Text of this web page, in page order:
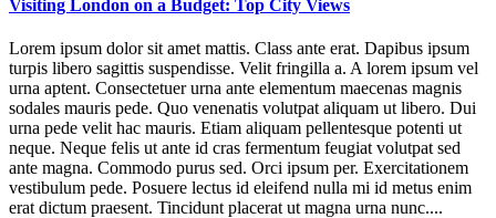
Visiting London on a Budget: Top City Views
Lorem ipsum dolor sit amet mattis. Class ante erat. Dapibus ipsum
turpis libero sagittis suspendisse. Velit fringilla a. A lorem ipsum vel
urna aptent. Consectetuer urna ante elementum maecenas magnis
sodales mauris pede. Quo venenatis volutpat aliquam ut libero. Dui
urna pede velit hac mauris. Etiam aliquam pellentesque potenti ut
neque. Neque felis ut ante id cras fermentum feugiat volutpat sed
ante magna. Commodo purus sed. Orci ipsum per. Exercitationem
vestibulum pede. Posuere lectus id eleifend nulla mi id metus enim
erat dictum praesent. Tincidunt placerat ut magna urna nunc....